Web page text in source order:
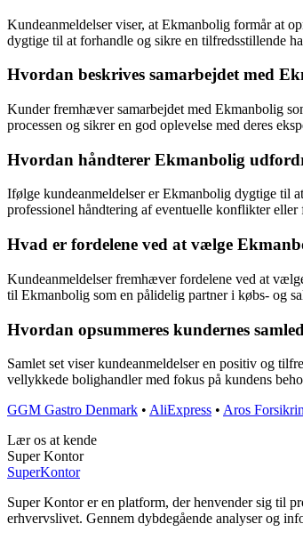
Kundeanmeldelser viser, at Ekmanbolig formår at
dygtige til at forhandle og sikre en tilfredsstillende
Hvordan beskrives samarbejdet med
Kunder fremhæver samarbejdet med Ekmanbolig
processen og sikrer en god oplevelse med deres
Hvordan håndterer Ekmanbolig
Ifølge kundeanmeldelser er Ekmanbolig dygtige til
professionel håndtering af eventuelle konflikter eller
Hvad er fordelene ved at vælge
Kundeanmeldelser fremhæver fordelene ved at
til Ekmanbolig som en pålidelig partner i købs- og
Hvordan opsummeres kundernes
Samlet set viser kundeanmeldelser en positiv og
vellykkede bolighandler med fokus på kundens
GGM Gastro Denmark • AliExpress • Aros
Lær os at kende
Super Kontor
SuperKontor
Super Kontor er en platform, der henvender sig til
erhvervslivet. Gennem dybdegående analyser og